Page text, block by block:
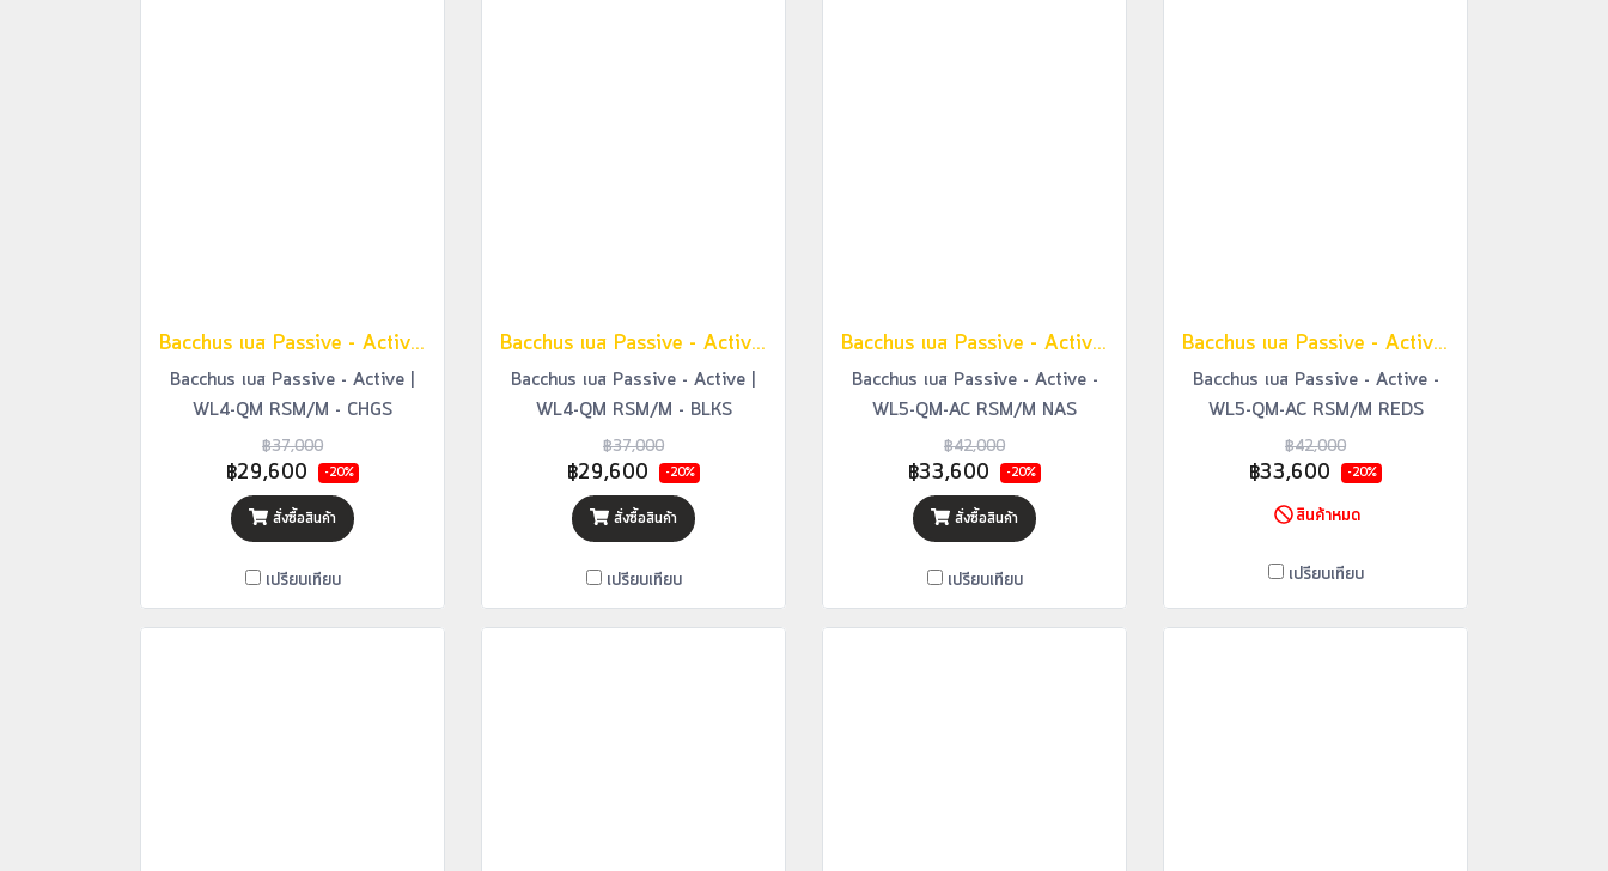
Bacchus เบส Passive - Active | WL4-QM RSM/M - CHGS
Bacchus เบส Passive - Active |
WL4-QM RSM/M - CHGS
฿37,000
฿29,600 -20%
สั่งซื้อสินค้า
เปรียบเทียบ
Bacchus เบส Passive - Active | WL4-QM RSM/M - BLKS
Bacchus เบส Passive - Active |
WL4-QM RSM/M - BLKS
฿37,000
฿29,600 -20%
สั่งซื้อสินค้า
เปรียบเทียบ
Bacchus เบส Passive - Active - WL5-QM-AC RSM/M NAS
Bacchus เบส Passive - Active -
WL5-QM-AC RSM/M NAS
฿42,000
฿33,600 -20%
สั่งซื้อสินค้า
เปรียบเทียบ
Bacchus เบส Passive - Active - WL5-QM-AC RSM/M REDS
Bacchus เบส Passive - Active -
WL5-QM-AC RSM/M REDS
฿42,000
฿33,600 -20%
สินค้าหมด
เปรียบเทียบ